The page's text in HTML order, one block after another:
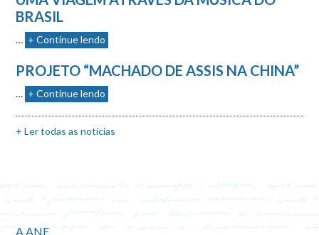
BRASIL
… + Continue lendo
PROJETO “MACHADO DE ASSIS NA CHINA”
… + Continue lendo
+ Ler todas as notícias
A ANE